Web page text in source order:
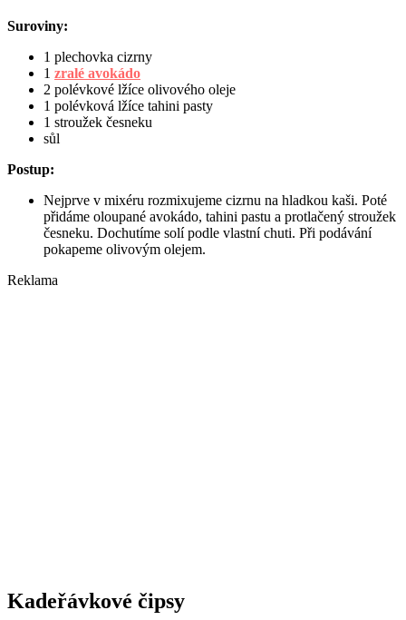
Suroviny:
1 plechovka cizrny
1 zralé avokádo
2 polévkové lžíce olivového oleje
1 polévková lžíce tahini pasty
1 stroužek česneku
sůl
Postup:
Nejprve v mixéru rozmixujeme cizrnu na hladkou kaši. Poté
přidáme oloupané avokádo, tahini pastu a protlačený stroužek
česneku. Dochutíme solí podle vlastní chuti. Při podávání
pokapeme olivovým olejem.
Reklama
Kadeřávkové čipsy